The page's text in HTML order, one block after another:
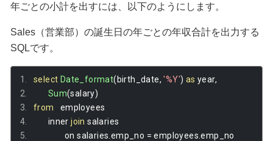
年ごとの小計を出すには、以下のようにします。
Sales（営業部）の誕生日の年ごとの年収合計を出力する
SQLです。
select Date_format( birth_date, '%Y') as year,
Sum(salary)
from
   employees
       inner
join salaries
               on salaries
emp_no = employees .emp_no